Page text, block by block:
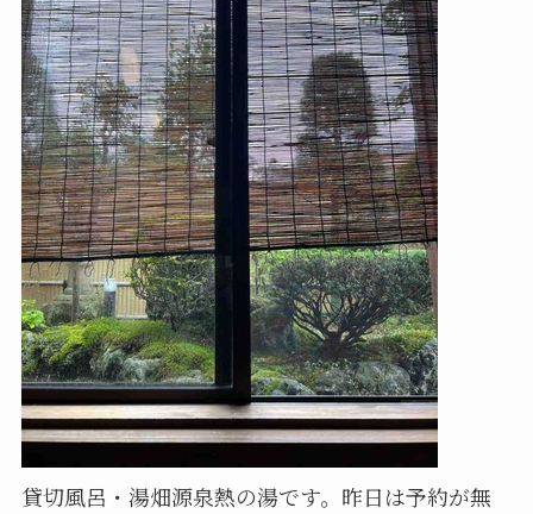
貸切風呂・湯畑源泉熱の湯です。昨日は予約が無